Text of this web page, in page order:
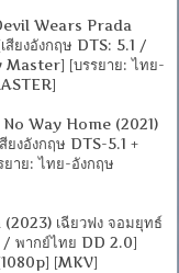
Wears Prada
สียงอังกฤษ DTS: 5.1 /
Master] [บรรยาย: ไทย-
Way Home (2021)
ยงอังกฤษ DTS-5.1 +
าย: ไทย-อังกฤษ
เฉียวฟง จอมยุทธ์
/ พากย์ไทย DD 2.0]
[MKV]